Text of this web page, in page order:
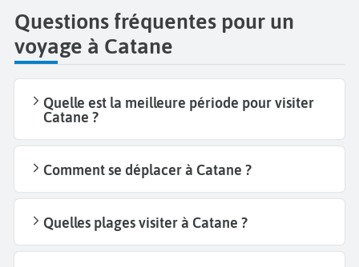
Questions fréquentes pour un
voyage à Catane
Quelle est la meilleure période pour visiter
Catane ?
Comment se déplacer à Catane ?
Quelles plages visiter à Catane ?